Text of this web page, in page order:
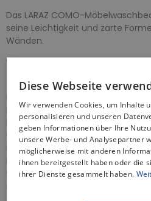
Das LARAZ COMO-
seine Leichtigkeit und zarte
Wänden.
Waschtischunterschrank –
Tiefe: 21,5 cm
Höhe: 59 cm
Frontplatte- und Korpusmaterial:
Öffnungsmethode: Tür
Farbe: Nussbaum
Badezimmerschrank zur
Soft-Closing-Türen
Diese Webseite
Wir verwenden Cookies, um Inhalte
personalisieren und unseren
geben Informationen über Ihre
unsere Werbe- und Analysepartner
möglicherweise mit anderen
ihnen bereitgestellt haben oder die
ihrer Dienste gesammelt haben.